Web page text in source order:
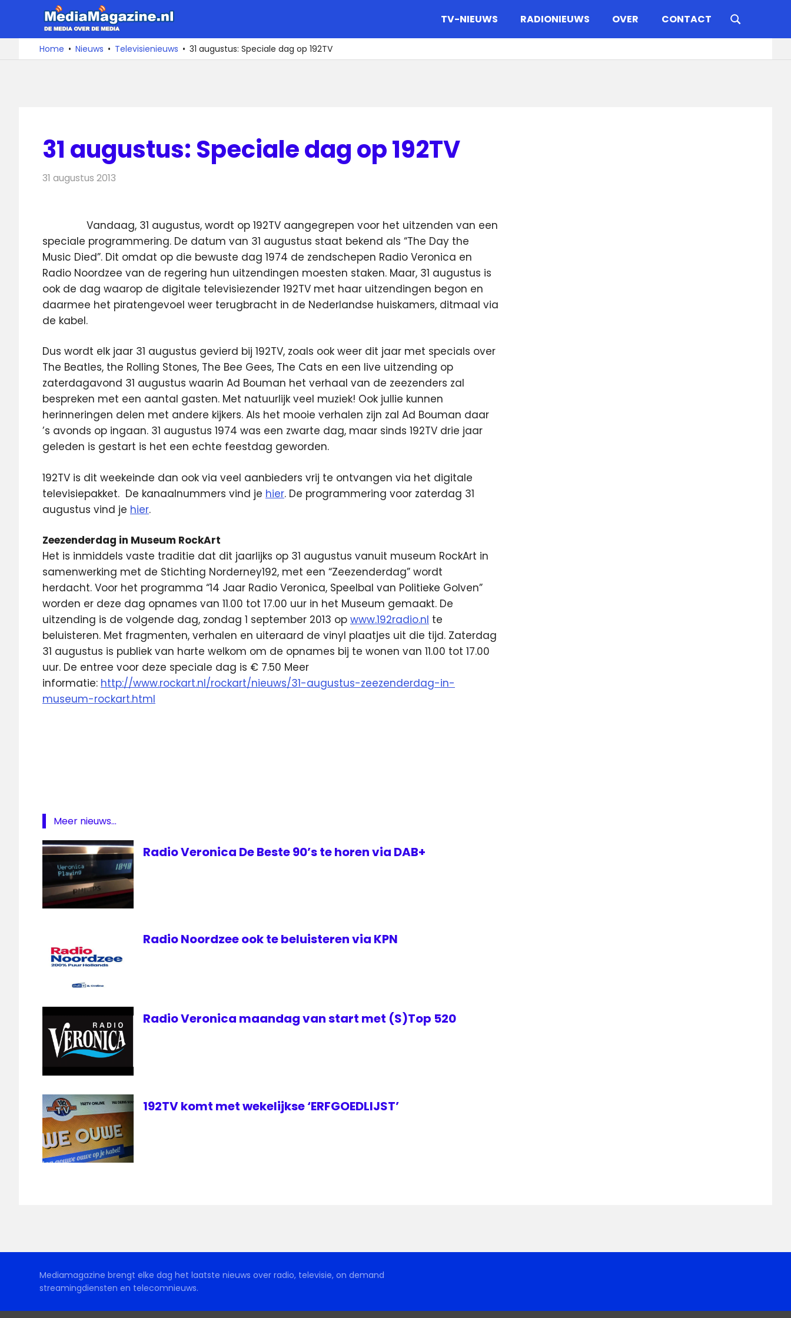
de
De
media
over
TV-NIEUWS RADIONIEUWS OVER CONTACT
Home Nieuws Televisienieuws 31 augustus: Speciale dag op 192TV
31 augustus: Speciale dag op 192TV
31 augustus 2013
Vandaag, 31 augustus, wordt op 192TV aangegrepen voor het uitzenden van een
speciale programmering. De datum van 31 augustus staat bekend als “The Day the
Music Died”. Dit omdat op die bewuste dag 1974 de zendschepen Radio Veronica en
Radio Noordzee van de regering hun uitzendingen moesten staken. Maar, 31 augustus is
ook de dag waarop de digitale televisiezender 192TV met haar uitzendingen begon en
daarmee het piratengevoel weer terugbracht in de Nederlandse huiskamers, ditmaal via
de kabel.
Dus wordt elk jaar 31 augustus gevierd bij 192TV, zoals ook weer dit jaar met specials over
The Beatles, the Rolling Stones, The Bee Gees, The Cats en een live uitzending op
zaterdagavond 31 augustus waarin Ad Bouman het verhaal van de zeezenders zal
bespreken met een aantal gasten. Met natuurlijk veel muziek! Ook jullie kunnen
herinneringen delen met andere kijkers. Als het mooie verhalen zijn zal Ad Bouman daar
’s avonds op ingaan. 31 augustus 1974 was een zwarte dag, maar sinds 192TV drie jaar
geleden is gestart is het een echte feestdag geworden.
192TV is dit weekeinde dan ook via veel aanbieders vrij te ontvangen via het digitale
televisiepakket. De kanaalnummers vind je hier. De programmering voor zaterdag 31
augustus vind je hier.
Zeezenderdag in Museum RockArt
Het is inmiddels vaste traditie dat dit jaarlijks op 31 augustus vanuit museum RockArt in
samenwerking met de Stichting Norderney192, met een “Zeezenderdag” wordt
herdacht. Voor het programma “14 Jaar Radio Veronica, Speelbal van Politieke Golven”
worden er deze dag opnames van 11.00 tot 17.00 uur in het Museum gemaakt. De
uitzending is de volgende dag, zondag 1 september 2013 op www.192radio.nl te
beluisteren. Met fragmenten, verhalen en uiteraard de vinyl plaatjes uit die tijd. Zaterdag
31 augustus is publiek van harte welkom om de opnames bij te wonen van 11.00 tot 17.00
uur. De entree voor deze speciale dag is € 7.50 Meer
informatie: http://www.rockart.nl/rockart/nieuws/31-augustus-zeezenderdag-in-
museum-rockart.html
Meer nieuws...
Radio Veronica De Beste 90’s te horen via DAB+
Radio Noordzee ook te beluisteren via KPN
Radio Veronica maandag van start met (S)Top 520
192TV komt met wekelijkse ‘ERFGOEDLIJST’
Mediamagazine brengt elke dag het laatste nieuws over radio, televisie, on demand
streamingdiensten en telecomnieuws.